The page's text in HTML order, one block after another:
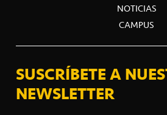
NOTICIAS
CAMPUS
SUSCRÍBETE A
NEWSLETTER